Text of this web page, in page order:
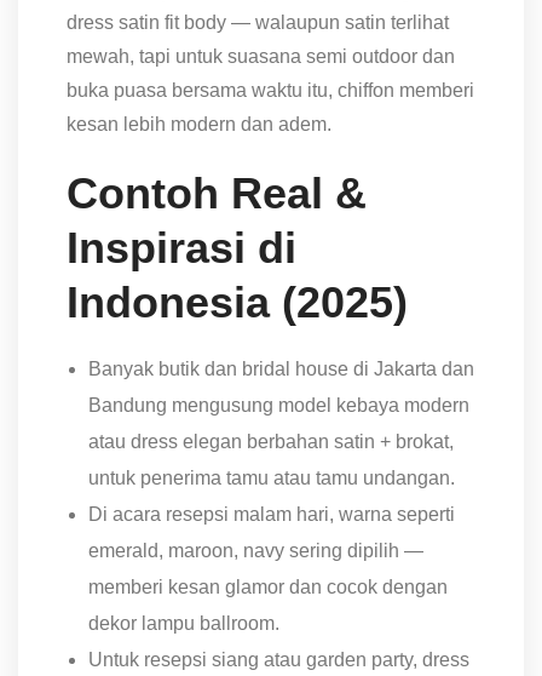
dress satin fit body — walaupun satin terlihat
mewah, tapi untuk suasana semi outdoor dan
buka puasa bersama waktu itu, chiffon memberi
kesan lebih modern dan adem.
Contoh Real &
Inspirasi di
Indonesia (2025)
Banyak butik dan bridal house di Jakarta dan
Bandung mengusung model kebaya modern
atau dress elegan berbahan satin + brokat,
untuk penerima tamu atau tamu undangan.
Di acara resepsi malam hari, warna seperti
emerald, maroon, navy sering dipilih —
memberi kesan glamor dan cocok dengan
dekor lampu ballroom.
Untuk resepsi siang atau garden party, dress